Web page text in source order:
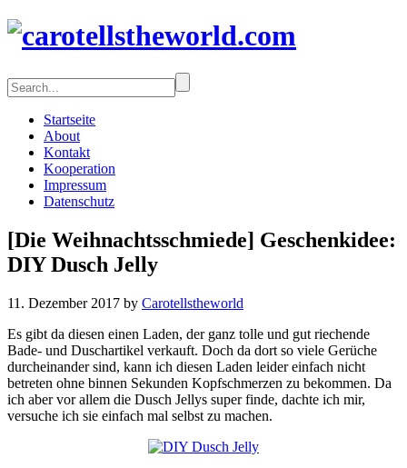
Startseite
About
Kontakt
Kooperation
Impressum
Datenschutz
[Die Weihnachtsschmiede] Geschenkidee:
DIY Dusch Jelly
11. Dezember 2017 by Carotellstheworld
Es gibt da diesen einen Laden, der ganz tolle und gut riechende
Bade- und Duschartikel verkauft. Doch da dort so viele Gerüche
durcheinander sind, kann ich diesen Laden leider einfach nicht
betreten ohne binnen Sekunden Kopfschmerzen zu bekommen. Da
ich aber vor allem die Dusch Jellys super finde, dachte ich mir,
versuche ich sie einfach mal selbst zu machen.